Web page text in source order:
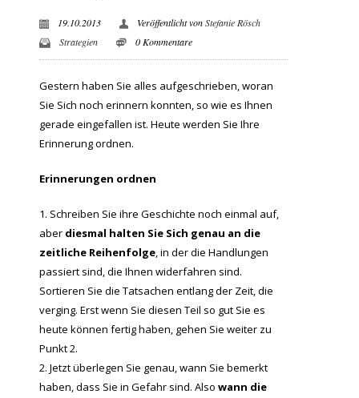
19.10.2013 Veröffentlicht vonStefanie Rösch
Strategien
0 Kommentare
Gestern haben Sie alles aufgeschrieben, woran
Sie Sich noch erinnern konnten, so wie es Ihnen
gerade eingefallen ist. Heute werden Sie Ihre
Erinnerung ordnen.
Erinnerungen ordnen
Schreiben Sie ihre Geschichte noch einmal auf,
aber diesmal halten Sie Sich genau an die
zeitliche Reihenfolge, in der die Handlungen
passiert sind, die Ihnen widerfahren sind.
Sortieren Sie die Tatsachen entlang der Zeit, die
verging. Erst wenn Sie diesen Teil so gut Sie es
heute können fertig haben, gehen Sie weiter zu
Punkt 2.
Jetzt überlegen Sie genau, wann Sie bemerkt
haben, dass Sie in Gefahr sind. Also wann die